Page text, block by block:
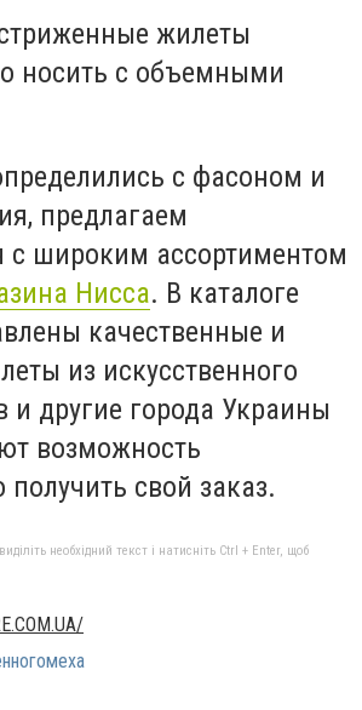
жилеты
носить с объемными
с фасоном и
предлагаем
с широким ассортиментом
Нисса. В каталоге
качественные и
из искусственного
и другие города Украины
возможность
свой заказ.
необхідний текст і натисніть Ctrl + Enter, щоб